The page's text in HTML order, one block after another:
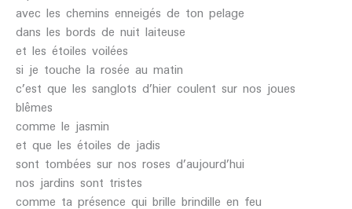
avec les chemins enneigés de ton pelage
dans les bords de nuit laiteuse
et les étoiles voilées
si je touche la rosée au matin
c’est que les sanglots d’hier coulent sur nos joues
blêmes
comme le jasmin
et que les étoiles de jadis
sont tombées sur nos roses d’aujourd’hui
nos jardins sont tristes
comme ta présence qui brille brindille en feu